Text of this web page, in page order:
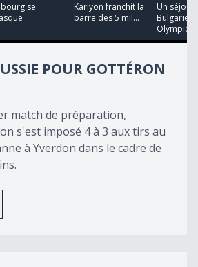
se
Kariyon franchit la
barre des 5 mil...
Un séjour
Bulgarie
Olympic
POUR GOTTÉRON
match de préparation,
s'est imposé 4 à 3 aux tirs au
à Yverdon dans le cadre de